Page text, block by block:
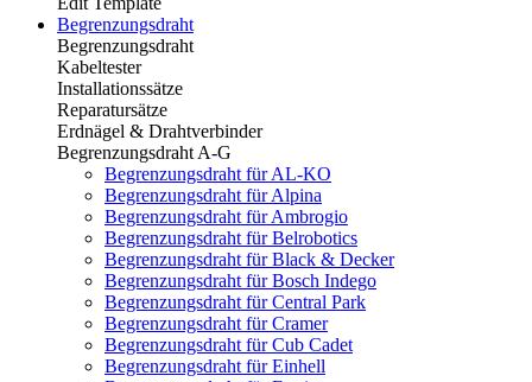
Begrenzungsdraht
Begrenzungsdraht
Kabeltester
Installationssätze
Reparatursätze
Erdnägel & Drahtverbinder
Begrenzungsdraht A-G
Begrenzungsdraht für AL-KO
Begrenzungsdraht für Alpina
Begrenzungsdraht für Ambrogio
Begrenzungsdraht für Belrobotics
Begrenzungsdraht für Black & Decker
Begrenzungsdraht für Bosch Indego
Begrenzungsdraht für Central Park
Begrenzungsdraht für Cramer
Begrenzungsdraht für Cub Cadet
Begrenzungsdraht für Einhell